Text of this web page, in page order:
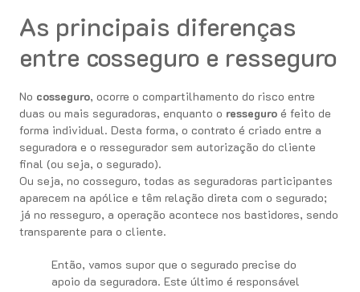
As principais diferenças
entre cosseguro e resseguro
No cosseguro, ocorre o compartilhamento do risco entre
duas ou mais seguradoras, enquanto o resseguro é feito de
forma individual. Desta forma, o contrato é criado entre a
seguradora e o ressegurador sem autorização do cliente
final (ou seja, o segurado).
Ou seja, no cosseguro, todas as seguradoras participantes
aparecem na apólice e têm relação direta com o segurado;
já no resseguro, a operação acontece nos bastidores, sendo
transparente para o cliente.
Então, vamos supor que o segurado precise do
apoio da seguradora. Este último é responsável